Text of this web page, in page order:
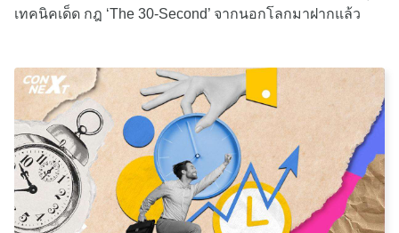
เทคนิคเด็ด กฎ ‘The 30-Second’ จากนอกโลกมาฝากแล้ว